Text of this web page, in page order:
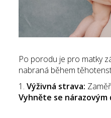
Po porodu je pro matky
nabraná během
1. Výživná strava:
Vyhněte se